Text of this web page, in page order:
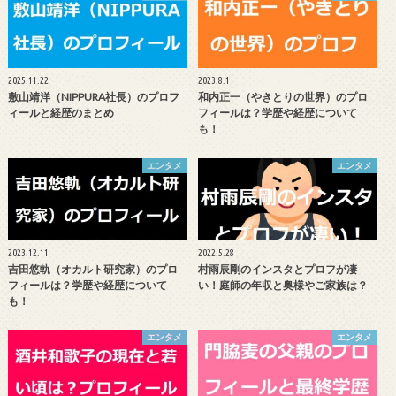
2025.11.22
敷山靖洋（NIPPURA社長）のプロフ
ィールと経歴のまとめ
2023.8.1
和内正一（やきとりの世界）のプロ
フィールは？学歴や経歴について
も！
エンタメ
2023.12.11
吉田悠軌（オカルト研究家）のプロ
フィールは？学歴や経歴について
も！
エンタメ
2022.5.28
村雨辰剛のインスタとプロフが凄
い！庭師の年収と奥様やご家族は？
エンタメ エンタメ